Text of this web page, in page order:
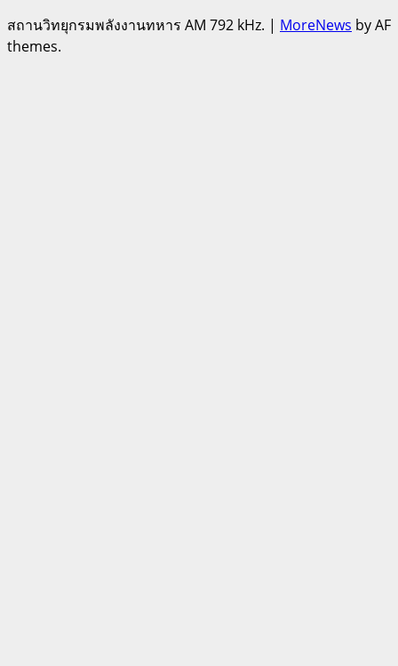
สถานวิทยุกรมพลังงานทหาร AM 792 kHz. | MoreNews by AF
themes.